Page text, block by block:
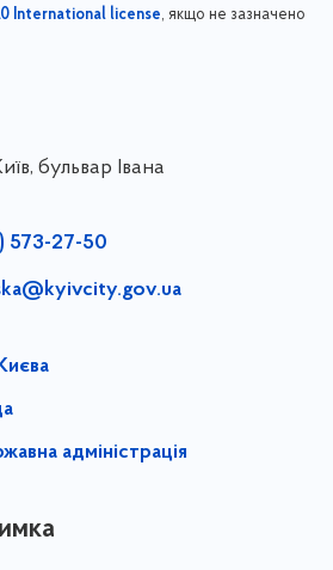
International license, якщо не зазначено
бульвар Івана
573-27-50
адміністрація